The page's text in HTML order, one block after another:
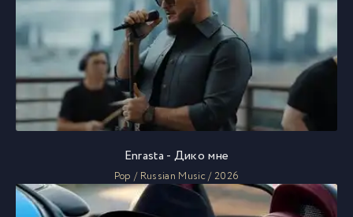
Enrasta - Дико мне
Pop / Russian Music / 2026